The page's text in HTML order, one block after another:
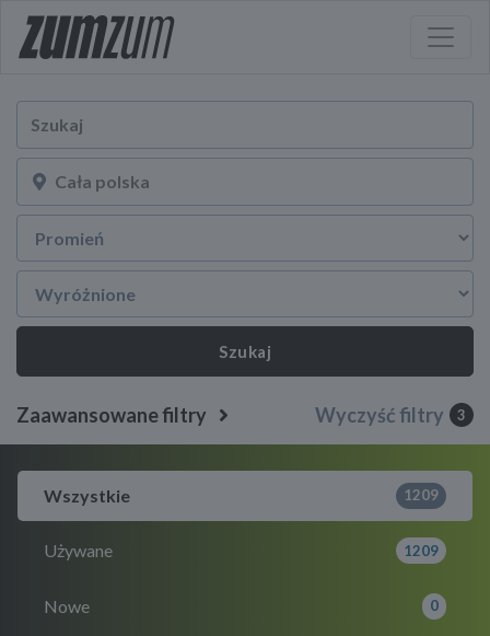
Szukaj
Zaawansowane filtry Wyczyść filtry 3
Wszystkie 1209
Używane 1209
Nowe 0